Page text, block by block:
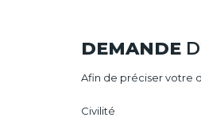
DEMANDE
Afin de préciser votre
Civilité